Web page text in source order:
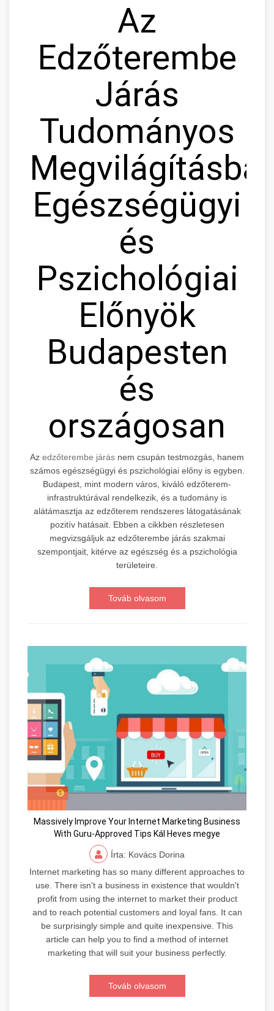
Az
Edzőterembe
Járás
Tudományos
Egészségügyi
és
Pszichológiai
Előnyök
Budapesten
és
országosan
Az edzőterembe járás nem csupán testmozgás, hanem
számos egészségügyi és pszichológiai előny is egyben.
Budapest, mint modern város, kiváló edzőterem-
infrastruktúrával rendelkezik, és a tudomány is
alátámasztja az edzőterem rendszeres látogatásának
pozitív hatásait. Ebben a cikkben részletesen
megvizsgáljuk az edzőterembe járás szakmai
szempontjait, kitérve az egészség és a pszichológia
területeire.
Továb olvasom
Massively Improve Your Internet Marketing Business
With Guru-Approved Tips Kál Heves megye
Írta: Kovács Dorina
Internet marketing has so many different approaches to
use. There isn't a business in existence that wouldn't
profit from using the internet to market their product
and to reach potential customers and loyal fans. It can
be surprisingly simple and quite inexpensive. This
article can help you to find a method of internet
marketing that will suit your business perfectly.
Továb olvasom